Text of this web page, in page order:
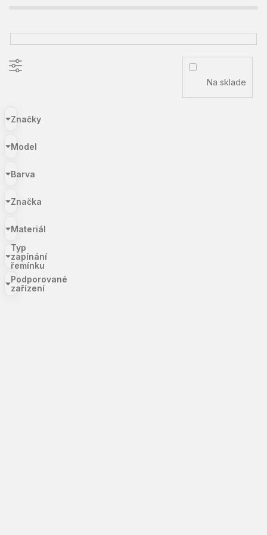
Na sklade
Značky
Model
Barva
Značka
Materiál
Typ
zapínání
řemínku
Podporované
zařízení